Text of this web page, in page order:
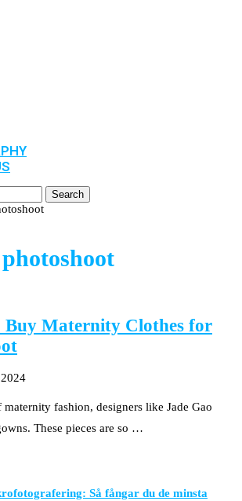
Search
Buy Maternity Clothes for
fashion, designers like Jade Gao
These pieces are so …
Så fångar du de minsta